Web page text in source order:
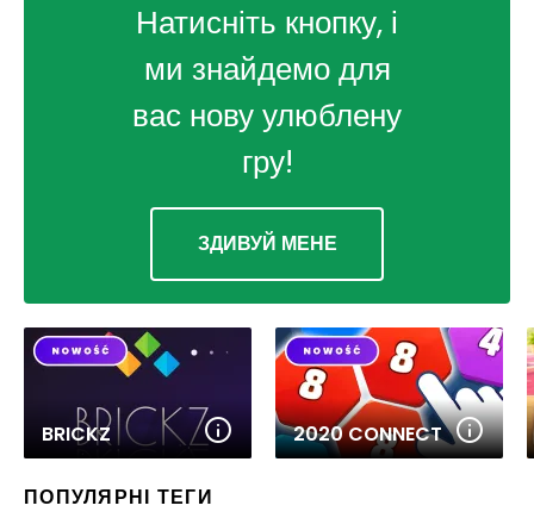
Натисніть кнопку, і
ми знайдемо для
вас нову улюблену
гру!
ЗДИВУЙ МЕНЕ
BRICKZ 2020 CONNECT
ПОПУЛЯРНІ ТЕГИ